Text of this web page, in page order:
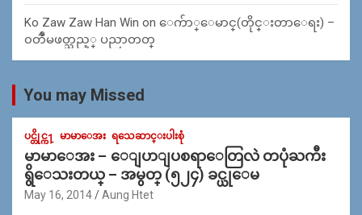
Ko Zaw Zaw Han Win on ေက်ာ္ေမာင္(တိုင္းတာေရး) –
၀တၳဳမဖတ္သည့္ ပညာတတ္
You may Missed
ပင္တိုင္က႑ မာမာေအး ရသေဆာင္းပါးစုံ
မာမာေအး – ေျပာျပစရာေတြလဲ တပုံႀကီး
ရွိေသးတယ္ – အမွတ္ (၅၂၄) ခင္ယုေမ
May 16, 2014 Aung Htet